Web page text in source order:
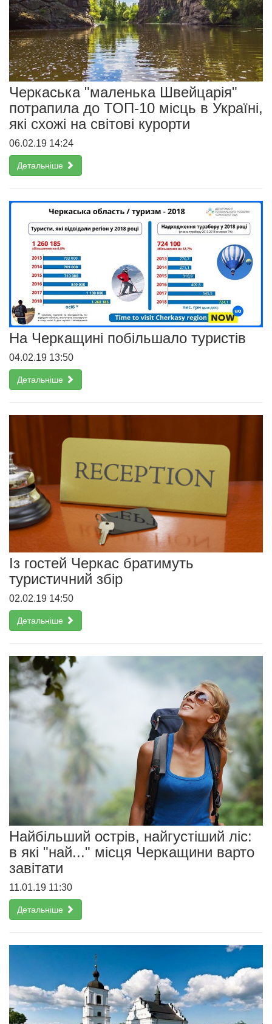
Черкаська "маленька Швейцарія"
потрапила до ТОП-10 місць в Україні,
які схожі на світові курорти
06.02.19 14:24
Детальніше
На Черкащині побільшало туристів
04.02.19 13:50
Детальніше
Із гостей Черкас братимуть
туристичний збір
02.02.19 14:50
Детальніше
Найбільший острів, найгустіший ліс:
в які "най..." місця Черкащини варто
завітати
11.01.19 11:30
Детальніше